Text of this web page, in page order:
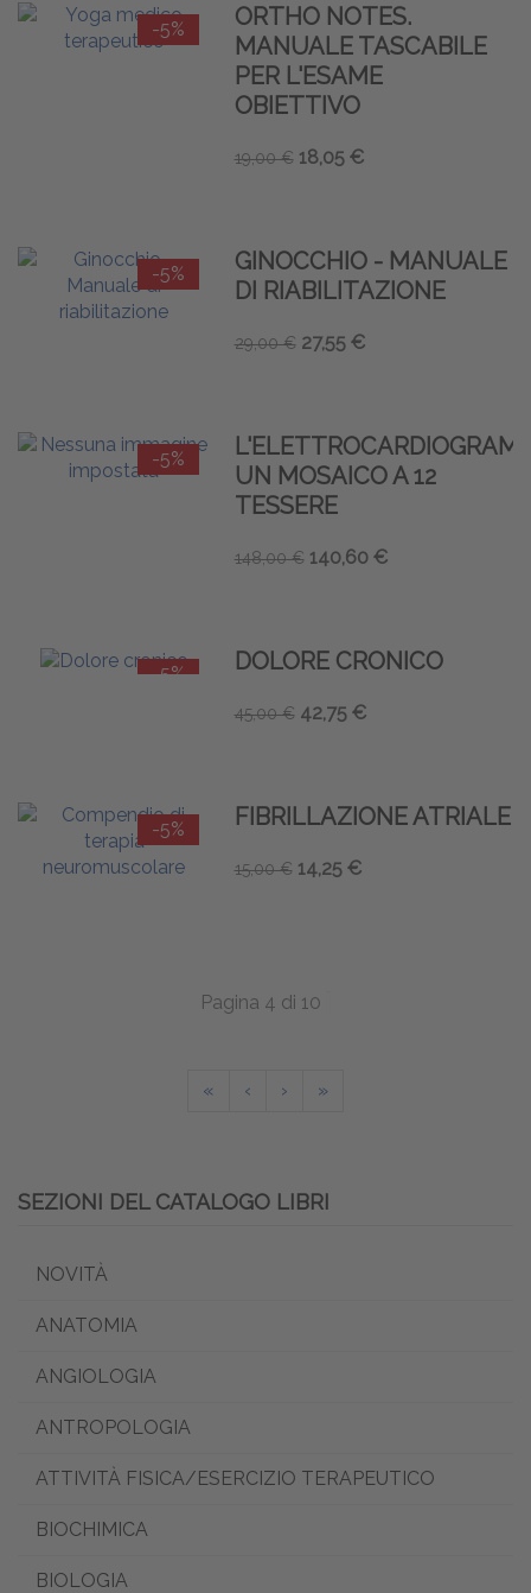
-5%
ORTHO NOTES.
MANUALE TASCABILE
PER L'ESAME
OBIETTIVO
19,00 € 18,05 €
-5%
GINOCCHIO - MANUALE
DI RIABILITAZIONE
29,00 € 27,55 €
-5%
UN MOSAICO A 12
TESSERE
148,00 € 140,60 €
-5% DOLORE CRONICO
45,00 € 42,75 €
-5% FIBRILLAZIONE ATRIALE
15,00 € 14,25 €
Pagina 4 di 10
« ‹ › »
SEZIONI DEL CATALOGO LIBRI
NOVITÀ
ANATOMIA
ANGIOLOGIA
ANTROPOLOGIA
ATTIVITÀ FISICA/ESERCIZIO TERAPEUTICO
BIOCHIMICA
BIOLOGIA